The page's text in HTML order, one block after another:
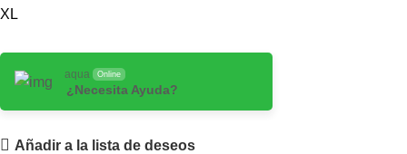
XL
aqua Online
¿Necesita Ayuda?
Añadir a la lista de deseos